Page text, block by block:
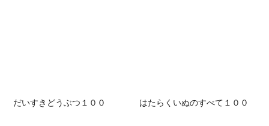
だいすきどうぶつ１００ はたらくいぬのすべて１００